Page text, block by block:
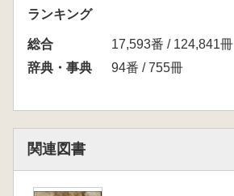
ランキング
総合
17,593番 / 124,841冊
辞典・事典
94番 / 755冊
関連図書